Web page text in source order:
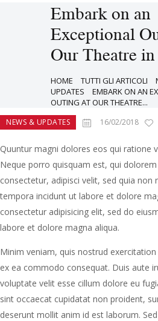
Embark on an
Exceptional
Our Theatre
HOME TUTTI GLI ARTICOLI
UPDATES
EMBARK ON AN
OUTING AT OUR THEATRE...
NEWS & UPDATES 16/02/2018
Quuntur magni dolores eos qui ratione
Neque porro quisquam est, qui
consectetur, adipisci velit, sed quia non
tempora incidunt ut labore et dolore
consectetur adipisicing elit, sed do
labore et dolore magna aliqua.
Minim veniam, quis nostrud
ex ea commodo consequat. Duis aute
voluptate velit esse cillum dolore eu
sint occaecat cupidatat non proident,
deserunt mollit anim id est laborum.